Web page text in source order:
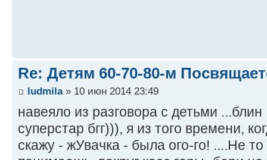
Re: Детям 60-70-80-м
ludmila» 10 июн 2014 23:49
навеяло из разговора с детьми ...блин
суперстар бгг))), я из того времени,
скажу - жУвачка - была ого-го! ....Не